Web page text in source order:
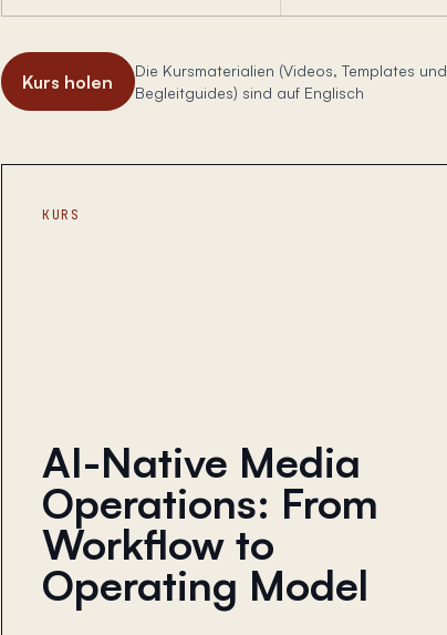
Kurs holen
Die Kursmaterialien (Videos, Templates und
Begleitguides) sind auf Englisch
KURS
AI-Native Media
Operations: From
Workflow to
Operating Model